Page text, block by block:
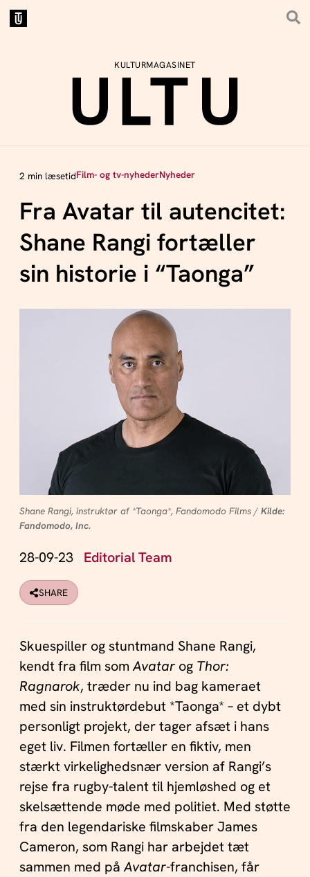
KULTURMAGASINET
2 min læsetidFilm- og tv-nyhederNyheder
Fra Avatar til autencitet:
Shane Rangi fortæller
sin historie i “Taonga”
Shane Rangi, instruktør af *Taonga*, Fandomodo Films / Kilde:
Fandomodo, Inc.
28-09-23 Editorial Team
SHARE
Skuespiller og stuntmand Shane Rangi,
kendt fra film somAvatarog Thor:
Ragnarok, træder nu ind bag kameraet
med sin instruktørdebut *Taonga* – et dybt
personligt projekt, der tager afsæt i hans
eget liv. Filmen fortæller en fiktiv, men
stærkt virkelighedsnær version af Rangi’s
rejse fra rugby-talent til hjemløshed og et
skelsættende møde med politiet. Med støtte
fra den legendariske filmskaber James
Cameron, som Rangi har arbejdet tæt
sammen med påAvatar-franchisen, får